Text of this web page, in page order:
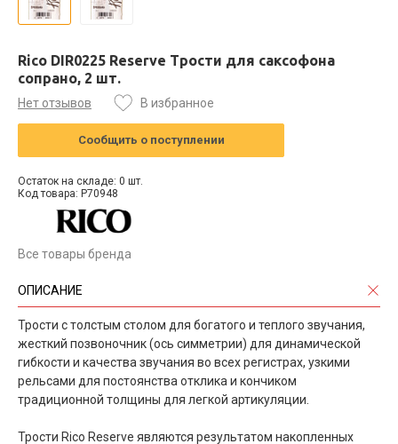
Rico DIR0225 Reserve Трости для саксофона
сопрано, 2 шт.
Нет отзывов В избранное
Сообщить о поступлении
Остаток на складе: 0 шт.
Код товара: P70948
Все товары бренда
ОПИСАНИЕ
Трости с толстым столом для богатого и теплого звучания,
жесткий позвоночник (ось симметрии) для динамической
гибкости и качества звучания во всех регистрах, узкими
рельсами для постоянства отклика и кончиком
традиционной толщины для легкой артикуляции.
Трости Rico Reserve являются результатом накопленных